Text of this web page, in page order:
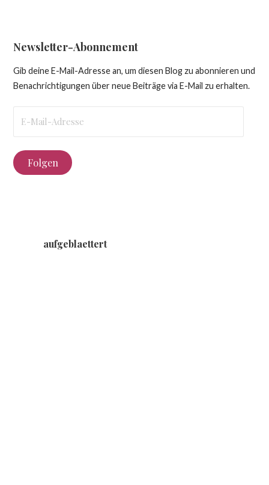
Newsletter-Abonnement
Gib deine E-Mail-Adresse an, um diesen Blog zu abonnieren und
Benachrichtigungen über neue Beiträge via E-Mail zu erhalten.
Mail-
Folgen
aufgeblaettert